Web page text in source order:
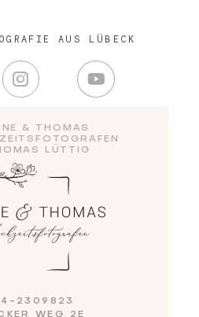
& THOMAS
LÜTTIG
2309823
WEG 2E
AUS LÜBECK